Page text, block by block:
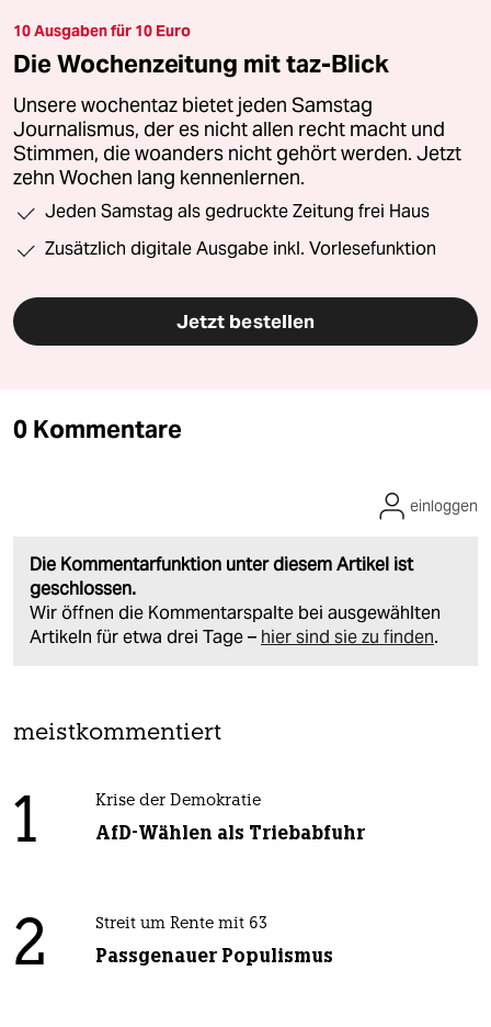
10 Ausgaben für 10 Euro
Die Wochenzeitung mit taz-Blick
Unsere wochentaz bietet jeden Samstag
Journalismus, der es nicht allen recht macht und
Stimmen, die woanders nicht gehört werden. Jetzt
zehn Wochen lang kennenlernen.
Jeden Samstag als gedruckte Zeitung frei Haus
Zusätzlich digitale Ausgabe inkl. Vorlesefunktion
Jetzt bestellen
0 Kommentare
Die Kommentarfunktion unter diesem Artikel ist
geschlossen.
Wir öffnen die Kommentarspalte bei ausgewählten
Artikeln für etwa drei Tage – hier sind sie zu finden.
einloggen
meistkommentiert
1 Krise der Demokratie
AfD-Wählen als Triebabfuhr
2 Streit um Rente mit 63
Passgenauer Populismus